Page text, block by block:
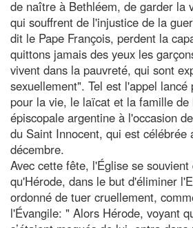
de naître à Bethléem, de garder la
qui souffrent de l'injustice de la
dit le Pape François, perdent la
quittons jamais des yeux les
vivent dans la pauvreté, qui sont
sexuellement". Tel est l'appel
pour la vie, le laïcat et la famille de
épiscopale argentine à l'occasion
du Saint Innocent, qui est célébrée
décembre.
Avec cette fête, l'Église se
qu'Hérode, dans le but d'éliminer
ordonné de tuer cruellement,
l'Évangile: " Alors Hérode, voyant